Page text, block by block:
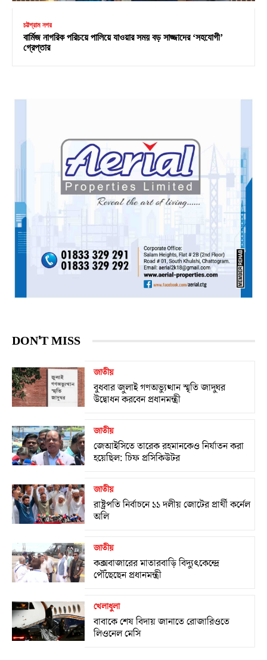
চট্টগ্রাম নগর
বার্মিজ নাগরিক পরিচয়ে পালিয়ে যাওয়ার সময় বড় সাজ্জাদের ‘সহযোগী’
গ্রেপ্তার
DON'T MISS
জাতীয়
বুধবার জুলাই গণঅভ্যুত্থান স্মৃতি জাদুঘর
উদ্বোধন করবেন প্রধানমন্ত্রী
জাতীয়
জেআইসিতে তারেক রহমানকেও নির্যাতন করা
হয়েছিল: চিফ প্রসিকিউটর
জাতীয়
রাষ্ট্রপতি নির্বাচনে ১১ দলীয় জোটের প্রার্থী কর্নেল
অলি
জাতীয়
কক্সবাজারের মাতারবাড়ি বিদ্যুৎকেন্দ্রে
পৌঁছেছেন প্রধানমন্ত্রী
খেলাধুলা
বাবাকে শেষ বিদায় জানাতে রোজারিওতে
লিওনেল মেসি